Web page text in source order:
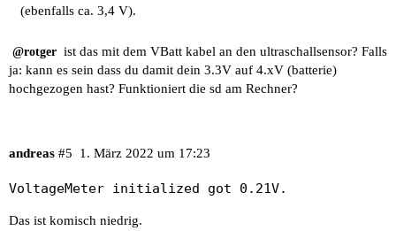
(ebenfalls ca. 3,4 V).
@rotger ist das mit dem VBatt kabel an den ultraschallsensor? Falls
ja: kann es sein dass du damit dein 3.3V auf 4.xV (batterie)
hochgezogen hast? Funktioniert die sd am Rechner?
andreas 1. März 2022 um 17:23
#5
VoltageMeter initialized got 0.21V.
Das ist komisch niedrig.